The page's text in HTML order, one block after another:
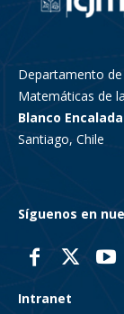
Departamento de
Matemáticas de
Blanco
Santiago, Chile
Síguenos en
Intranet